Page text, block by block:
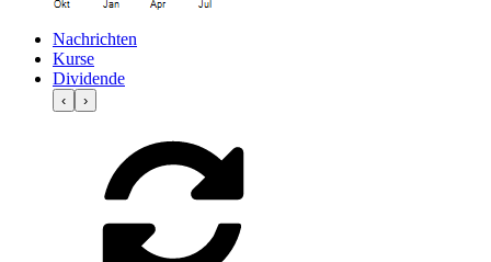
Nachrichten
Kurse
Dividende
‹ ›